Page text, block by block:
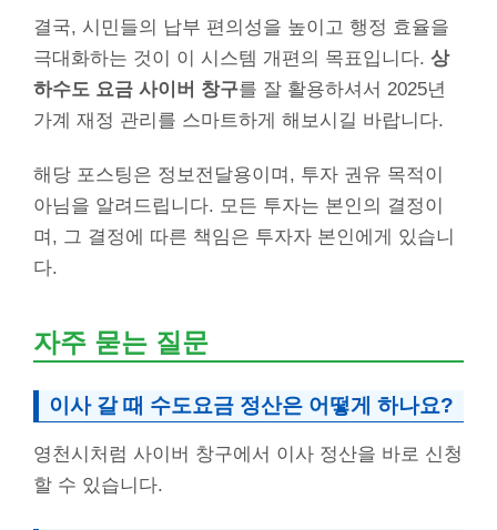
결국, 시민들의 납부 편의성을 높이고 행정 효율을
극대화하는 것이 이 시스템 개편의 목표입니다. 상
하수도 요금 사이버 창구를 잘 활용하셔서 2025년
가계 재정 관리를 스마트하게 해보시길 바랍니다.
해당 포스팅은 정보전달용이며, 투자 권유 목적이
아님을 알려드립니다. 모든 투자는 본인의 결정이
며, 그 결정에 따른 책임은 투자자 본인에게 있습니
다.
자주 묻는 질문
이사 갈 때 수도요금 정산은 어떻게 하나요?
영천시처럼 사이버 창구에서 이사 정산을 바로 신청
할 수 있습니다.